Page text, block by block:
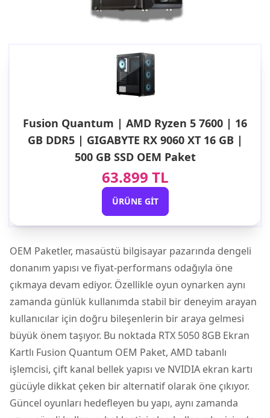
Fusion Quantum | AMD Ryzen 5 7600 | 16
GB DDR5 | GIGABYTE RX 9060 XT 16 GB |
500 GB SSD OEM Paket
63.899 TL
ÜRÜNE GIT
OEM Paketler, masaüstü bilgisayar pazarında dengeli
donanım yapısı ve fiyat-performans odağıyla öne
çıkmaya devam ediyor. Özellikle oyun oynarken aynı
zamanda günlük kullanımda stabil bir deneyim arayan
kullanıcılar için doğru bileşenlerin bir araya gelmesi
büyük önem taşıyor. Bu noktada RTX 5050 8GB Ekran
Kartlı Fusion Quantum OEM Paket, AMD tabanlı
işlemcisi, çift kanal bellek yapısı ve NVIDIA ekran kartı
gücüyle dikkat çeken bir alternatif olarak öne çıkıyor.
Güncel oyunları hedefleyen bu yapı, aynı zamanda